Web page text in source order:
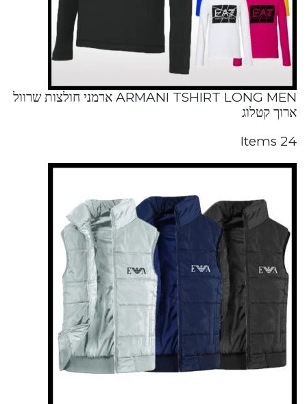
ARMANI TSHIRT LONG MEN ארמני חולצות שרוול
ארוך קטלוג
24 Items